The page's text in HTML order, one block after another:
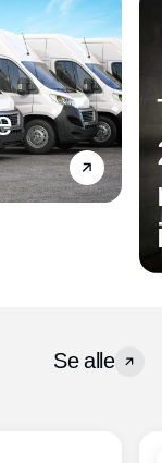
Se alle